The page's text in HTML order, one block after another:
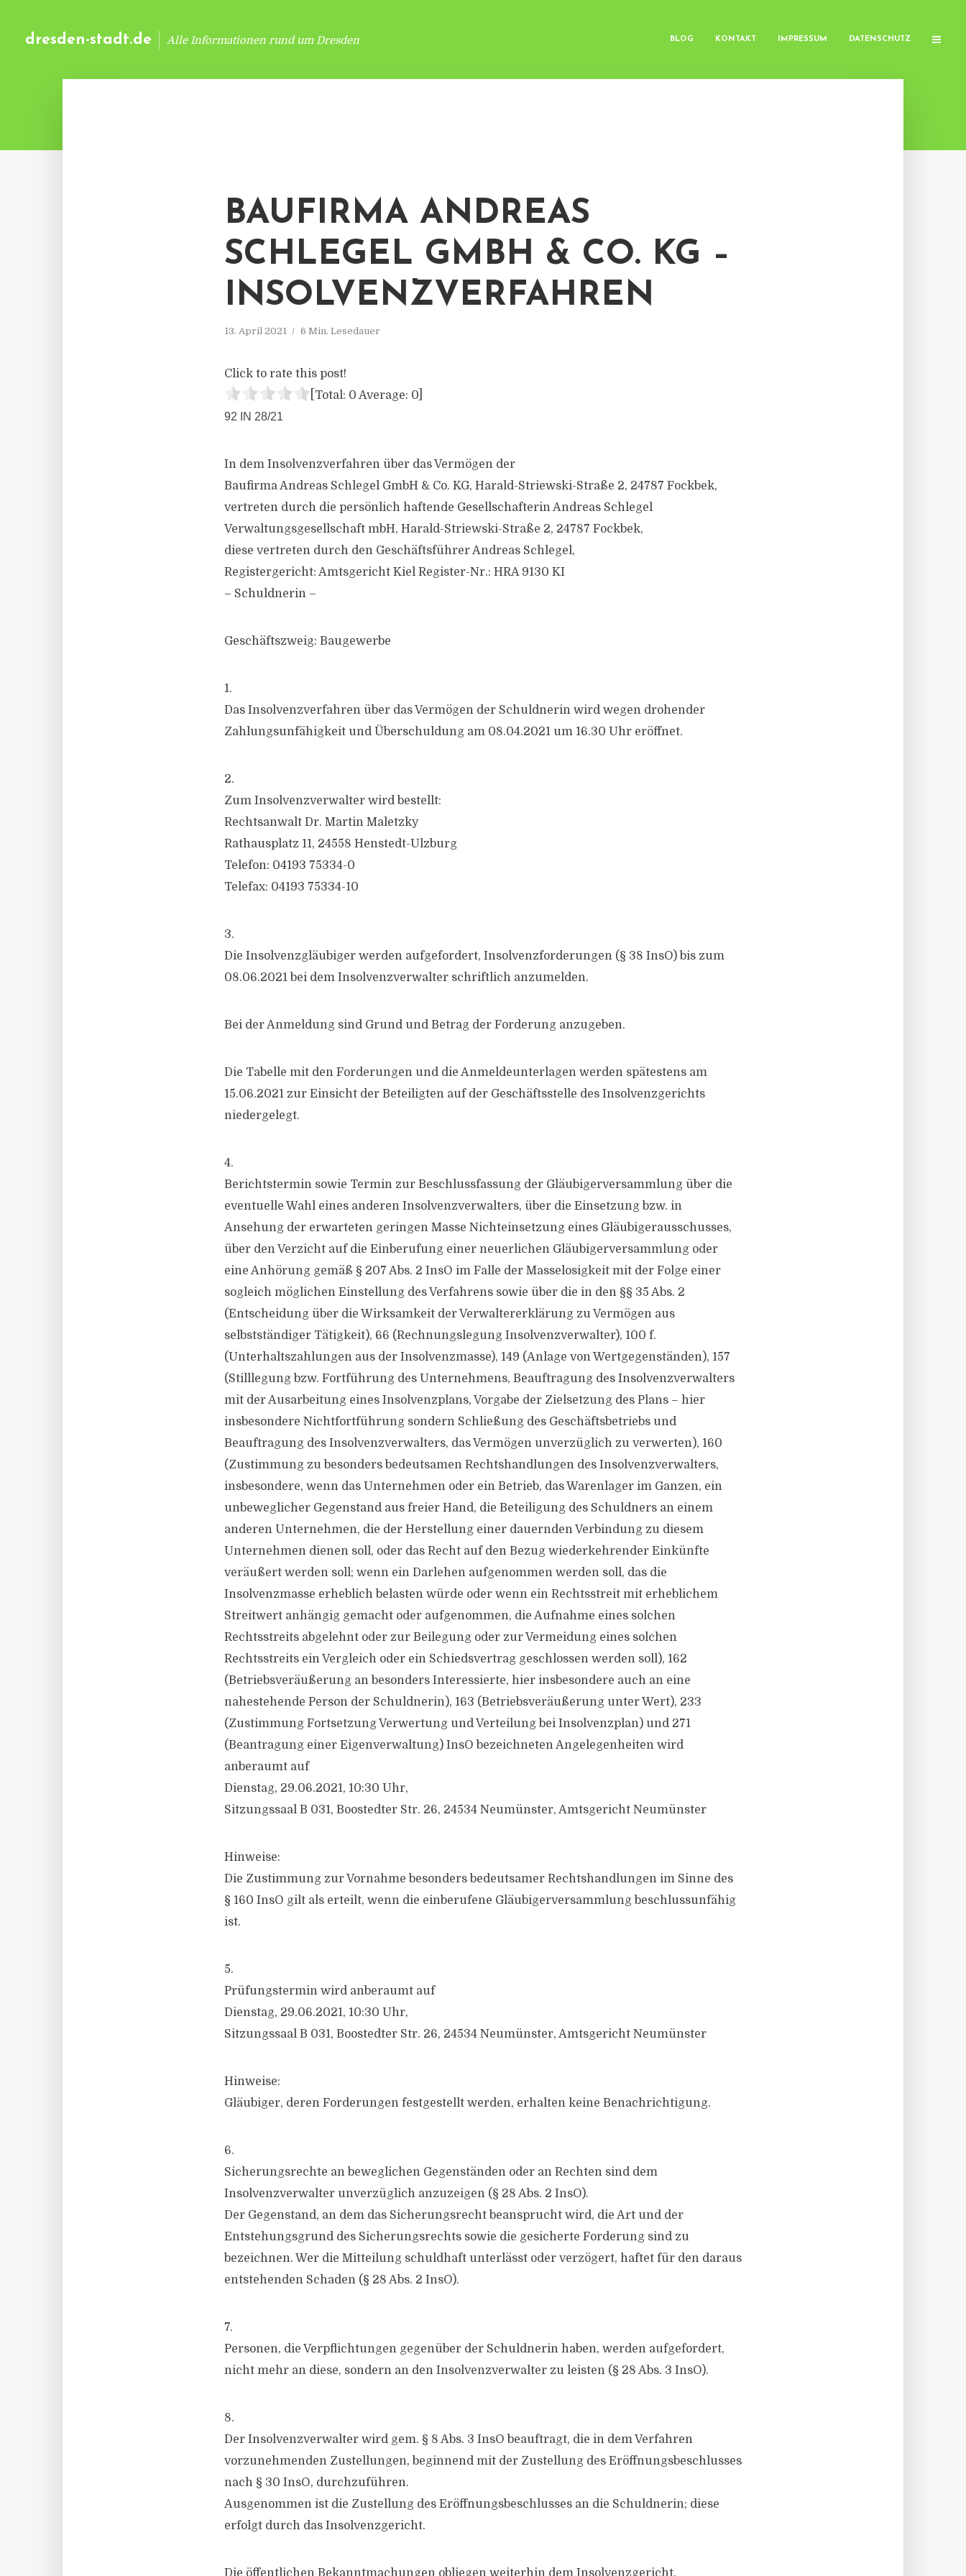
dresden-stadt.de Alle Informationen rund um Dresden BLOG KONTAKT IMPRESSUM DATENSCHUTZ
BAUFIRMA ANDREAS
SCHLEGEL GMBH & CO. KG –
INSOLVENZVERFAHREN
13. April 2021 6 Min. Lesedauer
Click to rate this post!
[Total: 0 Average: 0
92 IN 28/21
In dem Insolvenzverfahren über das Vermögen der
Baufirma Andreas Schlegel GmbH & Co. KG, Harald-Striewski-Straße 2, 24787 Fockbek,
vertreten durch die persönlich haftende Gesellschafterin Andreas Schlegel
Verwaltungsgesellschaft mbH, Harald-Striewski-Straße 2, 24787 Fockbek,
diese vertreten durch den Geschäftsführer Andreas Schlegel,
Registergericht: Amtsgericht Kiel Register-Nr.: HRA 9130 KI
– Schuldnerin –
Geschäftszweig: Baugewerbe
1.
Das Insolvenzverfahren über das Vermögen der Schuldnerin wird wegen drohender
Zahlungsunfähigkeit und Überschuldung am 08.04.2021 um 16.30 Uhr eröffnet.
2.
Zum Insolvenzverwalter wird bestellt:
Rechtsanwalt Dr. Martin Maletzky
Rathausplatz 11, 24558 Henstedt-Ulzburg
Telefon: 04193 75334-0
Telefax: 04193 75334-10
3.
Die Insolvenzgläubiger werden aufgefordert, Insolvenzforderungen (§ 38 InsO) bis zum
08.06.2021 bei dem Insolvenzverwalter schriftlich anzumelden.
Bei der Anmeldung sind Grund und Betrag der Forderung anzugeben.
Die Tabelle mit den Forderungen und die Anmeldeunterlagen werden spätestens am
15.06.2021 zur Einsicht der Beteiligten auf der Geschäftsstelle des Insolvenzgerichts
niedergelegt.
4.
Berichtstermin sowie Termin zur Beschlussfassung der Gläubigerversammlung über die
eventuelle Wahl eines anderen Insolvenzverwalters, über die Einsetzung bzw. in
Ansehung der erwarteten geringen Masse Nichteinsetzung eines Gläubigerausschusses,
über den Verzicht auf die Einberufung einer neuerlichen Gläubigerversammlung oder
eine Anhörung gemäß § 207 Abs. 2 InsO im Falle der Masselosigkeit mit der Folge einer
sogleich möglichen Einstellung des Verfahrens sowie über die in den §§ 35 Abs. 2
(Entscheidung über die Wirksamkeit der Verwaltererklärung zu Vermögen aus
selbstständiger Tätigkeit), 66 (Rechnungslegung Insolvenzverwalter), 100 f.
(Unterhaltszahlungen aus der Insolvenzmasse), 149 (Anlage von Wertgegenständen), 157
(Stilllegung bzw. Fortführung des Unternehmens, Beauftragung des Insolvenzverwalters
mit der Ausarbeitung eines Insolvenzplans, Vorgabe der Zielsetzung des Plans – hier
insbesondere Nichtfortführung sondern Schließung des Geschäftsbetriebs und
Beauftragung des Insolvenzverwalters, das Vermögen unverzüglich zu verwerten), 160
(Zustimmung zu besonders bedeutsamen Rechtshandlungen des Insolvenzverwalters,
insbesondere, wenn das Unternehmen oder ein Betrieb, das Warenlager im Ganzen, ein
unbeweglicher Gegenstand aus freier Hand, die Beteiligung des Schuldners an einem
anderen Unternehmen, die der Herstellung einer dauernden Verbindung zu diesem
Unternehmen dienen soll, oder das Recht auf den Bezug wiederkehrender Einkünfte
veräußert werden soll; wenn ein Darlehen aufgenommen werden soll, das die
Insolvenzmasse erheblich belasten würde oder wenn ein Rechtsstreit mit erheblichem
Streitwert anhängig gemacht oder aufgenommen, die Aufnahme eines solchen
Rechtsstreits abgelehnt oder zur Beilegung oder zur Vermeidung eines solchen
Rechtsstreits ein Vergleich oder ein Schiedsvertrag geschlossen werden soll), 162
(Betriebsveräußerung an besonders Interessierte, hier insbesondere auch an eine
nahestehende Person der Schuldnerin), 163 (Betriebsveräußerung unter Wert), 233
(Zustimmung Fortsetzung Verwertung und Verteilung bei Insolvenzplan) und 271
(Beantragung einer Eigenverwaltung) InsO bezeichneten Angelegenheiten wird
anberaumt auf
Dienstag, 29.06.2021, 10:30 Uhr,
Sitzungssaal B 031, Boostedter Str. 26, 24534 Neumünster, Amtsgericht Neumünster
Hinweise:
Die Zustimmung zur Vornahme besonders bedeutsamer Rechtshandlungen im Sinne des
§ 160 InsO gilt als erteilt, wenn die einberufene Gläubigerversammlung beschlussunfähig
ist.
5.
Prüfungstermin wird anberaumt auf
Dienstag, 29.06.2021, 10:30 Uhr,
Sitzungssaal B 031, Boostedter Str. 26, 24534 Neumünster, Amtsgericht Neumünster
Hinweise:
Gläubiger, deren Forderungen festgestellt werden, erhalten keine Benachrichtigung.
6.
Sicherungsrechte an beweglichen Gegenständen oder an Rechten sind dem
Insolvenzverwalter unverzüglich anzuzeigen (§ 28 Abs. 2 InsO).
Der Gegenstand, an dem das Sicherungsrecht beansprucht wird, die Art und der
Entstehungsgrund des Sicherungsrechts sowie die gesicherte Forderung sind zu
bezeichnen. Wer die Mitteilung schuldhaft unterlässt oder verzögert, haftet für den daraus
entstehenden Schaden (§ 28 Abs. 2 InsO).
7.
Personen, die Verpflichtungen gegenüber der Schuldnerin haben, werden aufgefordert,
nicht mehr an diese, sondern an den Insolvenzverwalter zu leisten (§ 28 Abs. 3 InsO).
8.
Der Insolvenzverwalter wird gem. § 8 Abs. 3 InsO beauftragt, die in dem Verfahren
vorzunehmenden Zustellungen, beginnend mit der Zustellung des Eröffnungsbeschlusses
nach § 30 InsO, durchzuführen.
Ausgenommen ist die Zustellung des Eröffnungsbeschlusses an die Schuldnerin; diese
erfolgt durch das Insolvenzgericht.
Die öffentlichen Bekanntmachungen obliegen weiterhin dem Insolvenzgericht.